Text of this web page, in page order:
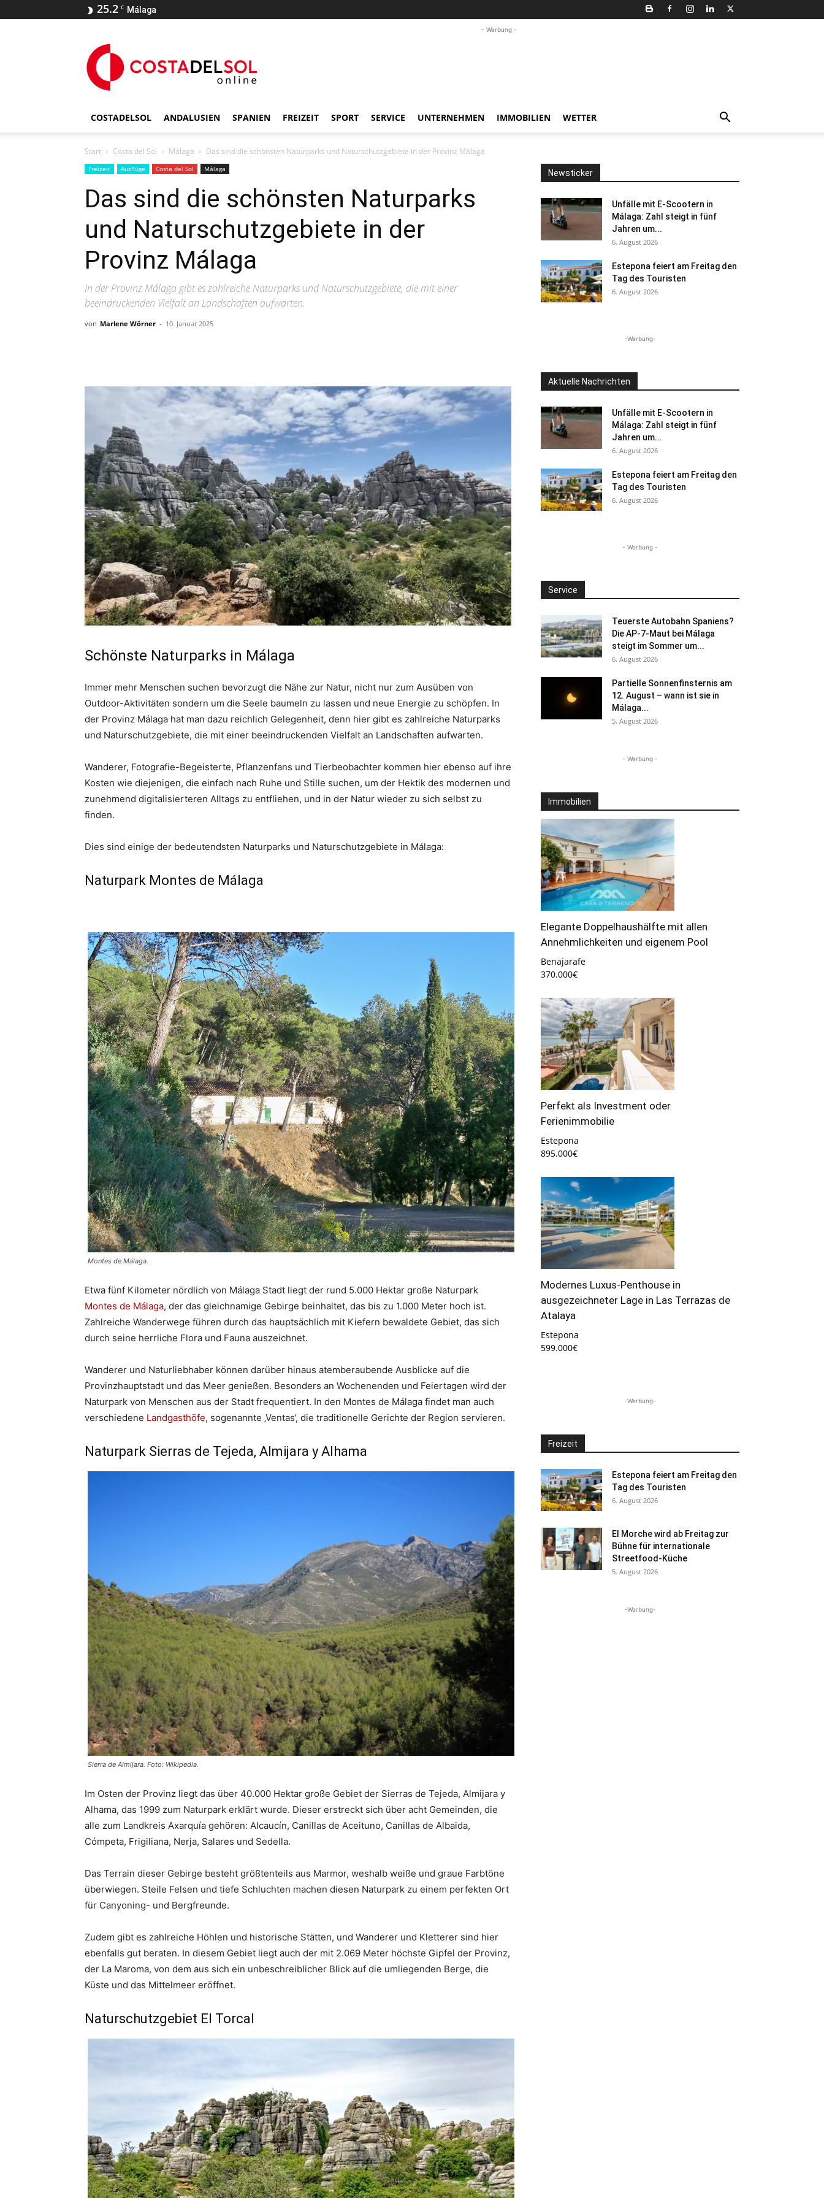
25.2 C Málaga
- Werbung -
COSTADELSOL ANDALUSIEN SPANIEN FREIZEIT SPORT SERVICE UNTERNEHMEN IMMOBILIEN WETTER
Start Costa del Sol Málaga Das sind die schönsten Naturparks und Naturschutzgebiete in der Provinz Málaga
Freizeit Ausflüge Costa del Sol Málaga
Das sind die schönsten Naturparks
und Naturschutzgebiete in der
Provinz Málaga
In der Provinz Málaga gibt es zahlreiche Naturparks und Naturschutzgebiete, die mit einer
beeindruckenden Vielfalt an Landschaften aufwarten.
von Marlene Wörner - 10. Januar 2025
Schönste Naturparks in Málaga
Immer mehr Menschen suchen bevorzugt die Nähe zur Natur, nicht nur zum Ausüben von
Outdoor-Aktivitäten sondern um die Seele baumeln zu lassen und neue Energie zu schöpfen. In
der Provinz Málaga hat man dazu reichlich Gelegenheit, denn hier gibt es zahlreiche Naturparks
und Naturschutzgebiete, die mit einer beeindruckenden Vielfalt an Landschaften aufwarten.
Wanderer, Fotografie-Begeisterte, Pflanzenfans und Tierbeobachter kommen hier ebenso auf ihre
Kosten wie diejenigen, die einfach nach Ruhe und Stille suchen, um der Hektik des modernen und
zunehmend digitalisierteren Alltags zu entfliehen, und in der Natur wieder zu sich selbst zu
finden.
Dies sind einige der bedeutendsten Naturparks und Naturschutzgebiete in Málaga:
Naturpark Montes de Málaga
Montes de Málaga.
Etwa fünf Kilometer nördlich von Málaga Stadt liegt der rund 5.000 Hektar große Naturpark
Montes de Málaga, der das gleichnamige Gebirge beinhaltet, das bis zu 1.000 Meter hoch ist.
Zahlreiche Wanderwege führen durch das hauptsächlich mit Kiefern bewaldete Gebiet, das sich
durch seine herrliche Flora und Fauna auszeichnet.
Wanderer und Naturliebhaber können darüber hinaus atemberaubende Ausblicke auf die
Provinzhauptstadt und das Meer genießen. Besonders an Wochenenden und Feiertagen wird der
Naturpark von Menschen aus der Stadt frequentiert. In den Montes de Málaga findet man auch
verschiedene Landgasthöfe, sogenannte ‚Ventas‘, die traditionelle Gerichte der Region servieren.
Naturpark Sierras de Tejeda, Almijara y Alhama
Sierra de Almijara. Foto: Wikipedia.
Im Osten der Provinz liegt das über 40.000 Hektar große Gebiet der Sierras de Tejeda, Almijara y
Alhama, das 1999 zum Naturpark erklärt wurde. Dieser erstreckt sich über acht Gemeinden, die
alle zum Landkreis Axarquía gehören: Alcaucín, Canillas de Aceituno, Canillas de Albaida,
Cómpeta, Frigiliana, Nerja, Salares und Sedella.
Das Terrain dieser Gebirge besteht größtenteils aus Marmor, weshalb weiße und graue Farbtöne
überwiegen. Steile Felsen und tiefe Schluchten machen diesen Naturpark zu einem perfekten Ort
für Canyoning- und Bergfreunde.
Zudem gibt es zahlreiche Höhlen und historische Stätten, und Wanderer und Kletterer sind hier
ebenfalls gut beraten. In diesem Gebiet liegt auch der mit 2.069 Meter höchste Gipfel der Provinz,
der La Maroma, von dem aus sich ein unbeschreiblicher Blick auf die umliegenden Berge, die
Küste und das Mittelmeer eröffnet.
Naturschutzgebiet El Torcal
Newsticker
Unfälle mit E-Scootern in
Málaga: Zahl steigt in fünf
Jahren um...
6. August 2026
Estepona feiert am Freitag den
Tag des Touristen
6. August 2026
-Werbung-
Aktuelle Nachrichten
Unfälle mit E-Scootern in
Málaga: Zahl steigt in fünf
Jahren um...
6. August 2026
Estepona feiert am Freitag den
Tag des Touristen
6. August 2026
- Werbung -
Service
Teuerste Autobahn Spaniens?
Die AP-7-Maut bei Málaga
steigt im Sommer um...
6. August 2026
Partielle Sonnenfinsternis am
12. August – wann ist sie in
Málaga...
5. August 2026
- Werbung -
Immobilien
Elegante Doppelhaushälfte mit allen
Annehmlichkeiten und eigenem Pool
Benajarafe
370.000€
Perfekt als Investment oder
Ferienimmobilie
Estepona
895.000€
Modernes Luxus-Penthouse in
ausgezeichneter Lage in Las Terrazas de
Atalaya
Estepona
599.000€
-Werbung-
Freizeit
Estepona feiert am Freitag den
Tag des Touristen
6. August 2026
El Morche wird ab Freitag zur
Bühne für internationale
Streetfood-Küche
5. August 2026
-Werbung-